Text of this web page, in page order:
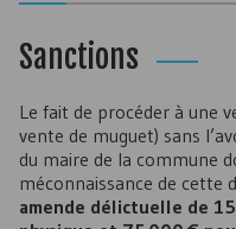
Sanctions
Le fait de procéder à une
vente de muguet) sans
du maire de la commune
méconnaissance de cette
amende délictuelle de